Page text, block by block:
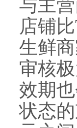
与主
店铺
生鲜
审核
效期
状态